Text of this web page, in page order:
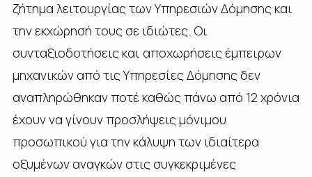
ζήτημα λειτουργίας των Υπηρεσιών Δόμησης και
την εκχώρησή τους σε ιδιώτες. Οι
συνταξιοδοτήσεις και αποχωρήσεις έμπειρων
μηχανικών από τις Υπηρεσίες Δόμησης δεν
αναπληρώθηκαν ποτέ καθώς πάνω από 12 χρόνια
έχουν να γίνουν προσλήψεις μόνιμου
προσωπικού για την κάλυψη των ιδιαίτερα
οξυμένων αναγκών στις συγκεκριμένες